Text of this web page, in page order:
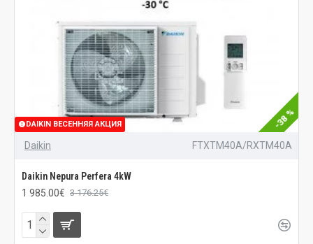
DAIKIN ВЕСЕННЯЯ АКЦИЯ -38 %
Daikin FTXTM40A/RXTM40A
Daikin Nepura Perfera 4kW
1 985.00€ 3 176.25€